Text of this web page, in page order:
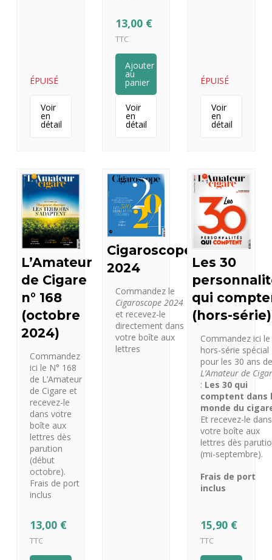
ÉPUISÉ
Voir
en
détail
13,00 €
TTC
Ajouter
au
panier
Voir
en
détail
ÉPUISÉ
Voir
en
détail
L’Amateur
de Cigare
n° 168
(octobre
2024)
Commandez
ici le N° 168
de L’Amateur
de Cigare et
recevez-le
dans votre
boîte aux
lettres dès
parution
(début
octobre).
Frais de port
inclus
13,00 €
TTC
Cigaroscope
2024
Commandez le
Cigaroscope 2024
et recevez-le
directement dans
votre boîte aux
lettres
Les 30
qui
(hors-série)
Commandez ici le
hors-série spécial
pour les 30 ans
L’Amateur de
: Les 30 qui
comptent dans
monde du
Et recevez-le dans
votre boîte aux
lettres dès
(mi-septembre).
Frais de port
inclus
15,90 €
TTC